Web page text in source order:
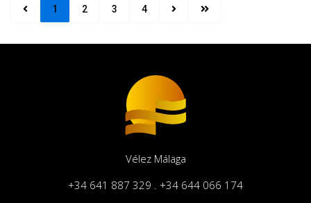
1 2 3 4
Vélez Málaga
+34 641 887 329 . +34 644 066 174